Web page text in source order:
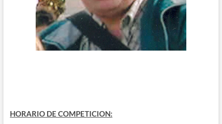
HORARIO DE COMPETICION: